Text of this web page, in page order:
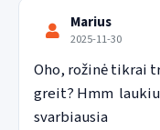
Marius
2025-11-30
Oho, rožinė tikrai
greit? Hmm
svarbiausia